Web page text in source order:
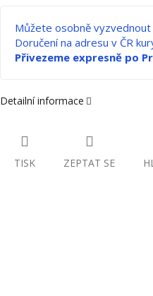
Můžete osobně
Doručení na adresu v ČR
Přivezeme expresně po
Detailní informace
TISK ZEPTAT SE